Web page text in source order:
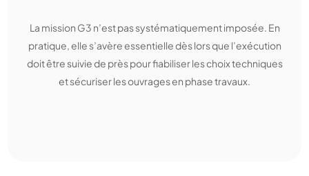
La mission G3 n’est pas systématiquement imposée. En
pratique, elle s’avère essentielle dès lors que l’exécution
doit être suivie de près pour fiabiliser les choix techniques
et sécuriser les ouvrages en phase travaux.